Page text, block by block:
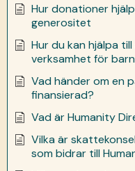
Hur donationer
generositet
Hur du kan hjälpa
verksamhet för barn
Vad händer om en
finansierad?
Vad är Humanity
Vilka är
som bidrar till